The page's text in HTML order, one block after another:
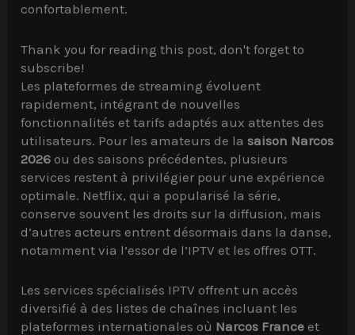
confortablement.
Thank you for reading this post, don't forget to
subscribe!
Les plateformes de streaming évoluent
rapidement, intégrant de nouvelles
fonctionnalités et tarifs adaptés aux attentes des
utilisateurs. Pour les amateurs de la saison Narcos
2026 ou des saisons précédentes, plusieurs
services restent à privilégier pour une expérience
optimale. Netflix, qui a popularisé la série,
conserve souvent les droits sur la diffusion, mais
d’autres acteurs entrent désormais dans la danse,
notamment via l’essor de l’IPTV et les offres OTT.
Les services spécialisés IPTV offrent un accès
diversifié à des listes de chaînes incluant les
plateformes internationales où Narcos France et